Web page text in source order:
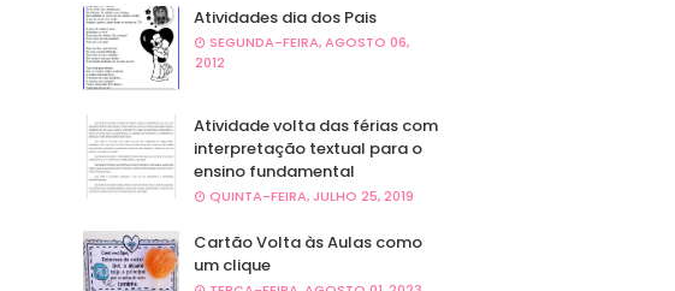
Atividades dia dos Pais
SEGUNDA-FEIRA, AGOSTO 06,
2012
Atividade volta das férias com
interpretação textual para o
ensino fundamental
QUINTA-FEIRA, JULHO 25, 2019
Cartão Volta às Aulas como
um clique